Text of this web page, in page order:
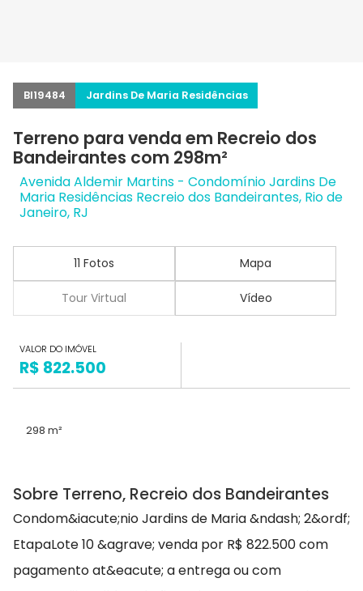
BI19484 Jardins De Maria Residências
Terreno para venda em Recreio dos
Bandeirantes com 298m²
Avenida Aldemir Martins - Condomínio Jardins De
Maria Residências Recreio dos Bandeirantes, Rio de
Janeiro, RJ
11 Fotos Mapa
Tour Virtual Vídeo
VALOR DO IMÓVEL
R$ 822.500
298 m²
Sobre Terreno, Recreio dos Bandeirantes
Condom&iacute;nio Jardins de Maria &ndash; 2&ordf;
EtapaLote 10 &agrave; venda por R$ 822.500 com
pagamento at&eacute; a entrega ou com